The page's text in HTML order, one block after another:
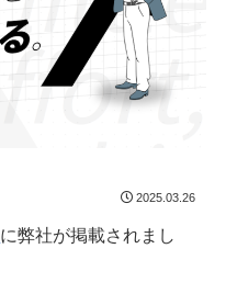
2025.03.26
に弊社が掲載されまし